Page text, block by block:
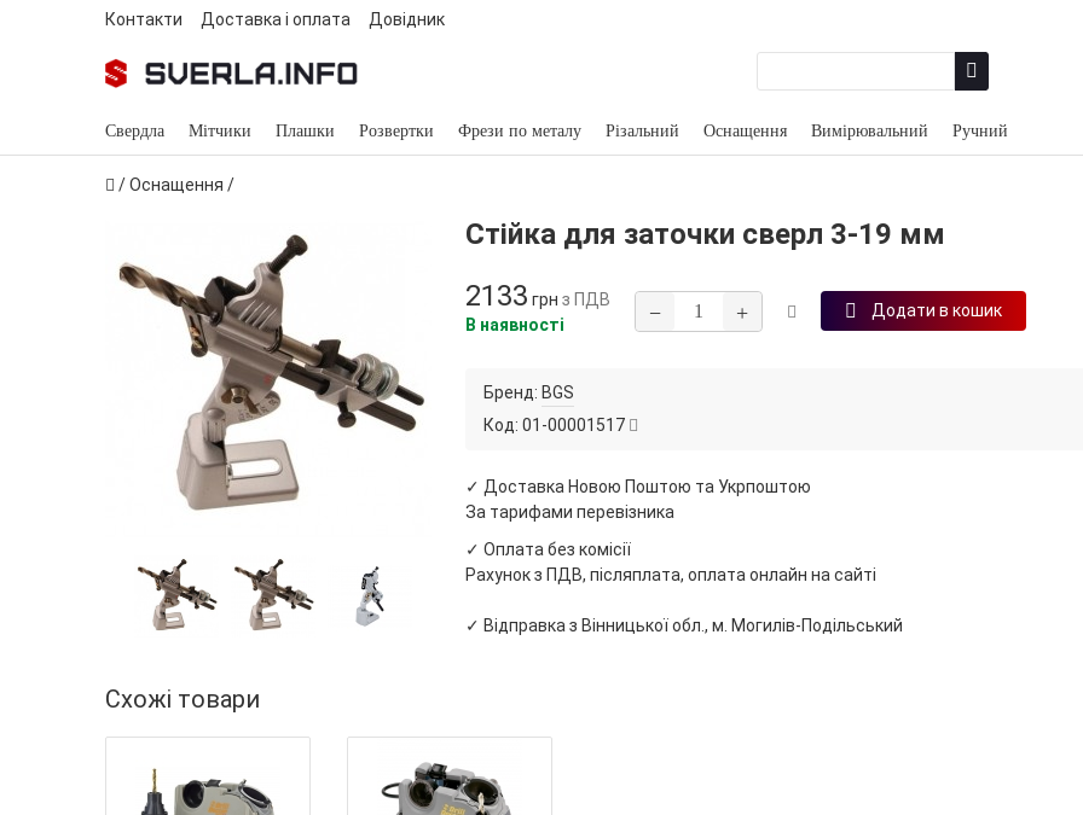
Контакти Доставка і оплата Довідник
Свердла Мітчики Плашки Розвертки Фрези по металу Різальний Оснащення Вимірювальний Ручний
/Оснащення /
Стійка для заточки сверл 3-19 мм
2133 грн з ПДВ
В наявності
− + Додати в кошик
Бренд: BGS
Код: 01-00001517
✓ Доставка Новою Поштою та Укрпоштою
За тарифами перевізника
✓ Оплата без комісії
Рахунок з ПДВ, післяплата, оплата онлайн на сайті
✓ Відправка з Вінницької обл., м. Могилів-Подільський
Схожі товари